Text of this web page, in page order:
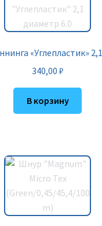
«Углепластик»
340,00 ₽
В корзину